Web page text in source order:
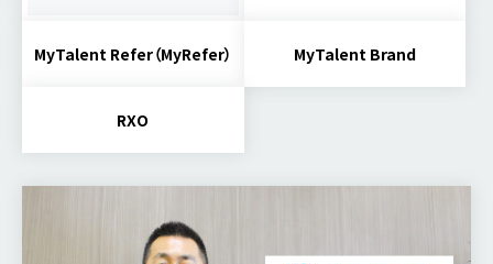
MyTalent Refer（MyRefer） MyTalent Brand
RXO